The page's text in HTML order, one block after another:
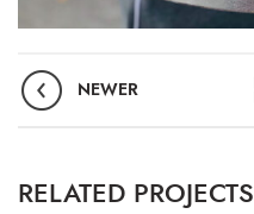
NEWER
RELATED PROJECTS